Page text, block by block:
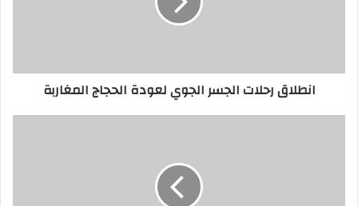
ر
انطلاق رحلات الجسر الجوي لعودة الحجاج المغاربة